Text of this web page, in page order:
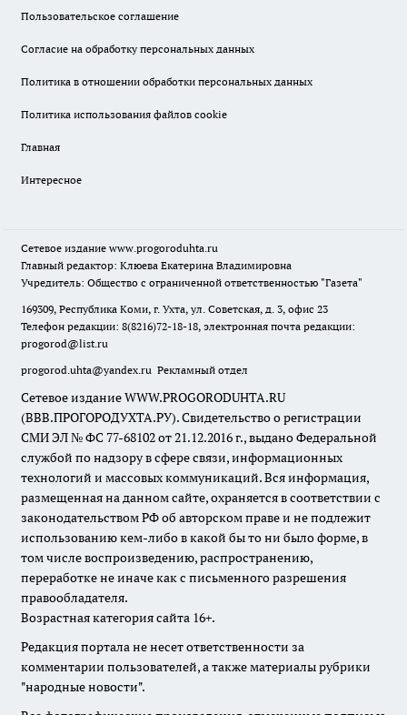
Пользовательское соглашение
Согласие на обработку персональных данных
Политика в отношении обработки персональных данных
Политика использования файлов cookie
Главная
Интересное
Сетевое издание www.progoroduhta.ru
Главный редактор: Клюева Екатерина Владимировна
Учредитель: Общество с ограниченной ответственностью "Газета"
169309, Республика Коми, г. Ухта, ул. Советская, д. 3, офис 23
Телефон редакции: 8(8216)72-18-18, электронная почта редакции:
progorod@list.ru
progorod.uhta@yandex.ru Рекламный отдел
Сетевое издание WWW.PROGORODUHTA.RU
(ВВВ.ПРОГОРОДУХТА.РУ). Свидетельство о регистрации
СМИ ЭЛ № ФС 77-68102 от 21.12.2016 г., выдано Федеральной
службой по надзору в сфере связи, информационных
технологий и массовых коммуникаций. Вся информация,
размещенная на данном сайте, охраняется в соответствии с
законодательством РФ об авторском праве и не подлежит
использованию кем-либо в какой бы то ни было форме, в
том числе воспроизведению, распространению,
переработке не иначе как с письменного разрешения
правообладателя.
Возрастная категория сайта 16+.
Редакция портала не несет ответственности за
комментарии пользователей, а также материалы рубрики
"народные новости".